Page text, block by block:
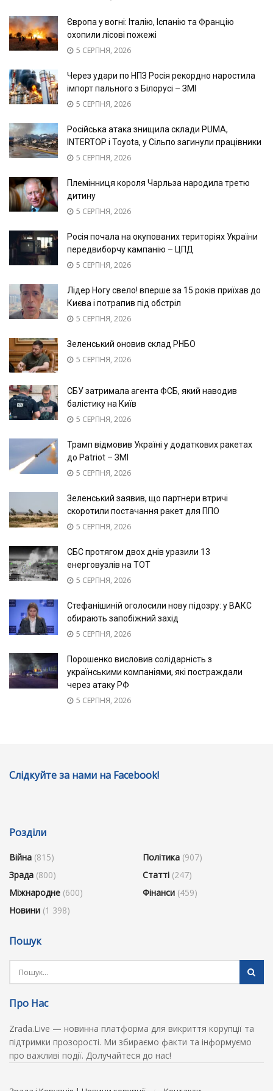
Європа у вогні: Італію, Іспанію та Францію
охопили лісові пожежі
5 СЕРПНЯ, 2026
Через удари по НПЗ Росія рекордно наростила
імпорт пального з Білорусі – ЗМІ
5 СЕРПНЯ, 2026
Російська атака знищила склади PUMA,
INTERTOP і Toyota, у Сільпо загинули працівники
5 СЕРПНЯ, 2026
Племінниця короля Чарльза народила третю
дитину
5 СЕРПНЯ, 2026
Росія почала на окупованих територіях України
передвиборчу кампанію – ЦПД
5 СЕРПНЯ, 2026
Лідер Ногу свело! вперше за 15 років приїхав до
Києва і потрапив під обстріл
5 СЕРПНЯ, 2026
Зеленський оновив склад РНБО
5 СЕРПНЯ, 2026
СБУ затримала агента ФСБ, який наводив
балістику на Київ
5 СЕРПНЯ, 2026
Трамп відмовив Україні у додаткових ракетах
до Patriot – ЗМІ
5 СЕРПНЯ, 2026
Зеленський заявив, що партнери втричі
скоротили постачання ракет для ППО
5 СЕРПНЯ, 2026
СБС протягом двох днів уразили 13
енерговузлів на ТОТ
5 СЕРПНЯ, 2026
Стефанішиній оголосили нову підозру: у ВАКС
обирають запобіжний захід
5 СЕРПНЯ, 2026
Порошенко висловив солідарність з
українськими компаніями, які постраждали
через атаку РФ
5 СЕРПНЯ, 2026
Слідкуйте за нами на Facebook!
Розділи
Війна (815)
Зрада (800)
Міжнародне (600)
Новини (1 398)
Політика (907)
Статті (247)
Фінанси (459)
Пошук
Про Нас
Zrada.Live — новинна платформа для викриття корупції та
підтримки прозорості. Ми збираємо факти та інформуємо
про важливі події. Долучайтеся до нас!